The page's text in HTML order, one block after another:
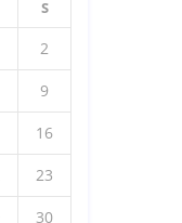
S
2
9
16
23
30